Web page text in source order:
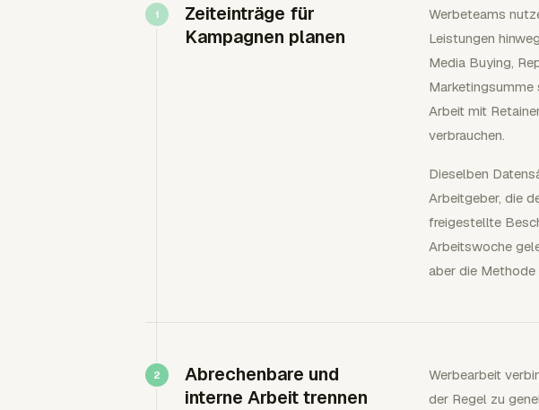
Zeiteinträge für
Kampagnen planen
Werbeteams
Leistungen
Media Buying,
Marketingsumme
Arbeit mit
verbrauchen.
Dieselben
Arbeitgeber, die
freigestellte
Arbeitswoche
aber die
Abrechenbare und
interne Arbeit trennen
Werbearbeit
der Regel zu